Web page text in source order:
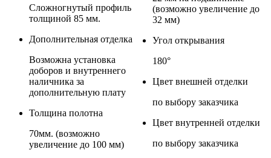
Сложногнутый профиль
толщиной 85 мм.
Дополнительная отделка
Возможна установка
доборов и внутреннего
наличника за
дополнительную плату
Толщина полотна
70мм. (возможно
увеличение до 100 мм)
(возможно увеличение до
32 мм)
Угол открывания
180°
Цвет внешней отделки
по выбору заказчика
Цвет внутренней отделки
по выбору заказчика